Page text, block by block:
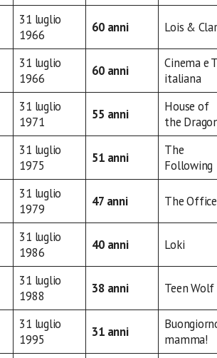
31 luglio
1966
60 anni Lois &
31 luglio
1966
60 anni
Cinema e
italiana
31 luglio
1971
55 anni
House of
the
31 luglio
1975
51 anni
The
Following
31 luglio
1979
47 anni The Office
31 luglio
1986
40 anni Loki
31 luglio
1988
38 anni Teen Wolf
31 luglio
1995
31 anni
mamma!